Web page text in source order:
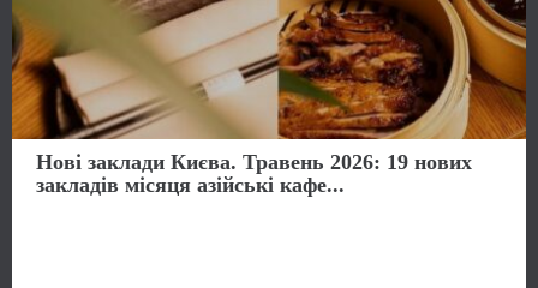
Нові заклади Києва. Травень 2026: 19 нових
закладів місяця азійські кафе...